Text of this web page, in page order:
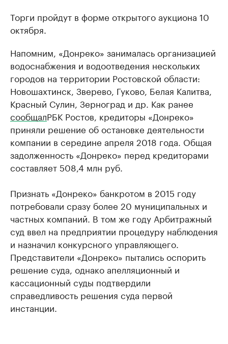
Торги пройдут в форме открытого аукциона 10
октября.
Напомним, «Донреко» занималась организацией
водоснабжения и водоотведения нескольких
городов на территории Ростовской области:
Новошахтинск, Зверево, Гуково, Белая Калитва,
Красный Сулин, Зерноград и др. Как ранее
сообщалРБК Ростов, кредиторы «Донреко»
приняли решение об остановке деятельности
компании в середине апреля 2018 года. Общая
задолженность «Донреко» перед кредиторами
составляет 508,4 млн руб.
Признать «Донреко» банкротом в 2015 году
потребовали сразу более 20 муниципальных и
частных компаний. В том же году Арбитражный
суд ввел на предприятии процедуру наблюдения
и назначил конкурсного управляющего.
Представители «Донреко» пытались оспорить
решение суда, однако апелляционный и
кассационный суды подтвердили
справедливость решения суда первой
инстанции.